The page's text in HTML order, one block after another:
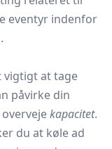
eventyr indenfor
vigtigt at tage
påvirke din
kapacitet.
du at køle ad